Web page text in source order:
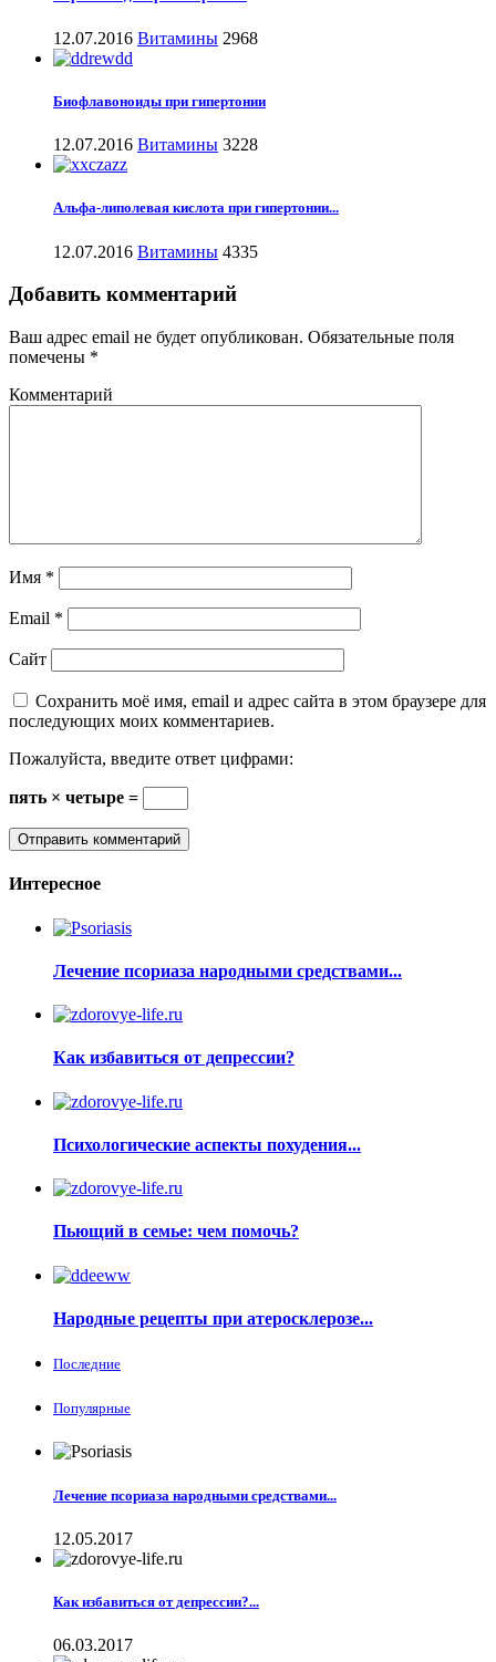
12.07.2016 Витамины 2968
Биофлавоноиды при гипертонии
12.07.2016 Витамины 3228
Альфа-липолевая кислота при гипертонии...
12.07.2016 Витамины 4335
Добавить комментарий
Ваш адрес email не будет опубликован. Обязательные поля
помечены *
Комментарий
Имя *
Email *
Сайт
Сохранить моё имя, email и адрес сайта в этом браузере для
последующих моих комментариев.
Пожалуйста, введите ответ цифрами:
пять × четыре =
Интересное
Лечение псориаза народными средствами...
Как избавиться от депрессии?
Психологические аспекты похудения...
Пьющий в семье: чем помочь?
Народные рецепты при атеросклерозе...
Последние
Популярные
Лечение псориаза народными средствами...
12.05.2017
Как избавиться от депрессии?...
06.03.2017